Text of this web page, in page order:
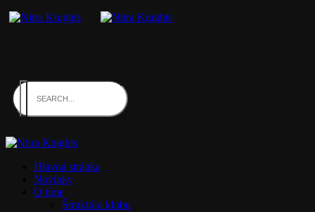
Hlavná stránka
Novinky
O tíme
Štruktúra klubu